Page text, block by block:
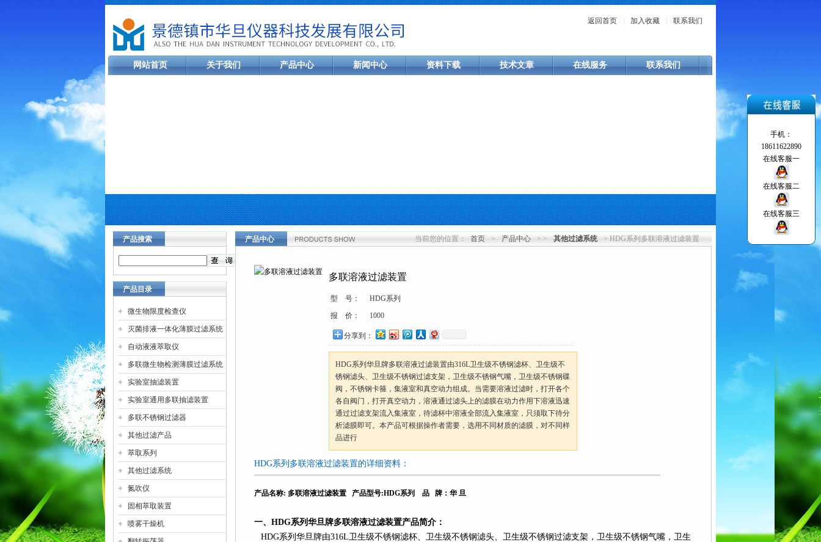
返回首页 加入收藏 联系我们
网站首页 关于我们 产品中心 新闻中心 资料下载 技术文章 在线服务 联系我们
产品搜索
产品目录
微生物限度检查仪
灭菌排液一体化薄膜过滤系统
自动液液萃取仪
多联微生物检测薄膜过滤系统
实验室抽滤装置
实验室通用多联抽滤装置
多联不锈钢过滤器
其他过滤产品
萃取系列
其他过滤系统
氮吹仪
固相萃取装置
喷雾干燥机
产品中心 当前您的位置： 首页 > 产品中心 > > 其他过滤系统 > HDG系列多联溶液过滤装置
多联溶液过滤装置
型 号：
HDG系列
报 价：
1000
分享到：
HDG系列华旦牌多联溶液过滤装置由316L卫生级不锈钢滤杯、卫生级不
锈钢滤头、卫生级不锈钢过滤支架，卫生级不锈钢气嘴，卫生级不锈钢碟
阀，不锈钢卡箍，集液室和真空动力组成。当需要溶液过滤时，打开各个
各自阀门，打开真空动力，溶液通过滤头上的滤膜在动力作用下溶液迅速
通过过滤支架流入集液室，待滤杯中溶液全部流入集液室，只须取下待分
析滤膜即可。本产品可根据操作者需要，选用不同材质的滤膜，对不同样
品进行
HDG系列多联溶液过滤装置的详细资料：
产品名称: 多联溶液过滤装置 产品型号:HDG系列 品 牌：华 旦
一、 HDG系列 华旦牌多联溶液过滤装置产品简介：
HDG系列 华旦牌由316L卫生级不锈钢滤杯、卫生级不锈钢滤头、卫生级不锈钢过滤支架，卫生级不锈钢气嘴，卫生
手机：
18611622890
在线客服一
在线客服二
在线客服三